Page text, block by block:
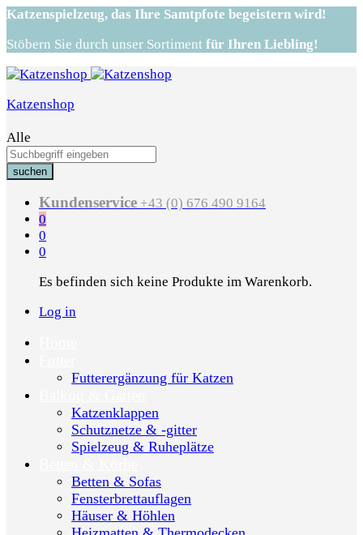
Katzenspielzeug, das Ihre Samtpfote begeistern wird!
Stöbern Sie durch unser Sortiment für Ihren Liebling!
Katzenshop
Alle
suchen
Kundenservice +43 (0) 676 490 9164
0
0
0
Es befinden sich keine Produkte im Warenkorb.
Log in
Futterergänzung für Katzen
Katzenklappen
Schutznetze & -gitter
Spielzeug & Ruheplätze
Betten & Sofas
Fensterbrettauflagen
Häuser & Höhlen